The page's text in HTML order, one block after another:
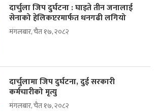
दार्चुला जिप दुर्घटना : घाइते तीन जनालाई
सेनाको हेलिकप्टरमार्फत धनगढी लगियो
मंगलबार, चैत १७, २०८२
दार्चुलामा जिप दुर्घटना, दुई सरकारी
कर्मचारीको मृत्यु
मंगलबार, चैत १७, २०८२